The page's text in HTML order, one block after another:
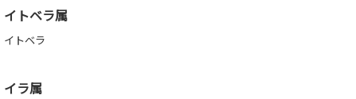
イトベラ属
イトベラ
イラ属